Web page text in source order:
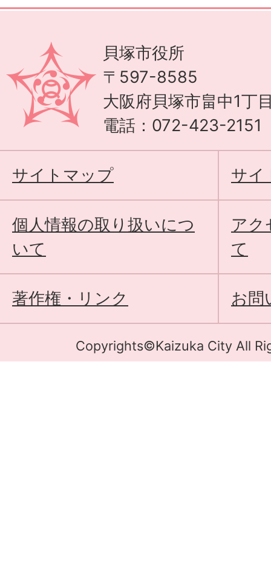
貝塚市役所
〒597-8585
大阪府貝塚市畠中1丁
電話：072-423-2151
サイトマップ サイ
個人情報の取り扱いにつ
いて
アク
て
著作権・リンク お問
Copyrights©Kaizuka City All